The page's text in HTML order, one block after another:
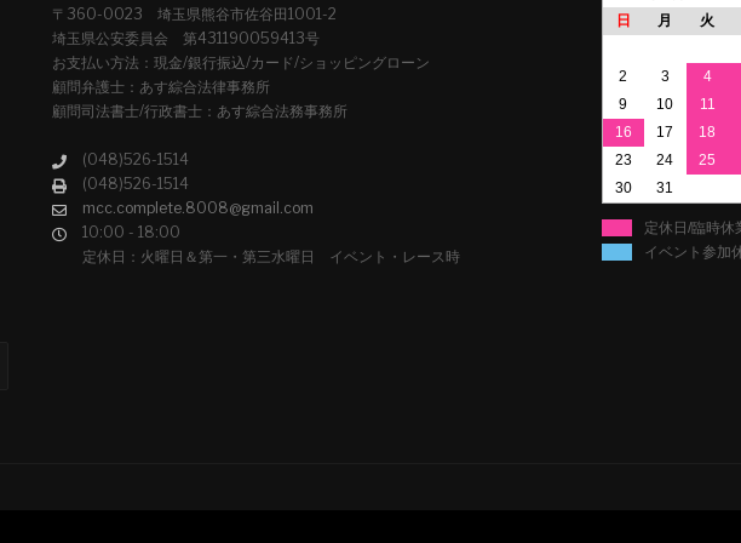
〒360-0023 埼玉県熊谷市佐谷田1001-2
埼玉県公安委員会 第431190059413号
お支払い方法：現金/銀行振込/カード/ショッピングローン
顧問弁護士：あす綜合法律事務所
顧問司法書士/行政書士：あす綜合法務事務所
(048)526-1514
(048)526-1514
mcc.complete.8008@gmail.com
10:00 - 18:00
定休日：火曜日＆第一・第三水曜日 イベント・レース時
日
月 火
2
3 4
9
10 11
16
17 18
23
24 25
30
31
定休日/臨時休
イベント参加